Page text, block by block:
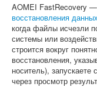
AOMEI FastRecovery
восстановления
когда файлы исчезли
системы или
строится вокруг
восстановления,
носитель),
через просмотр